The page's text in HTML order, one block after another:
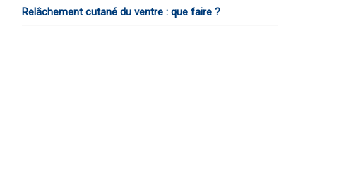
Relâchement cutané du ventre : que faire ?